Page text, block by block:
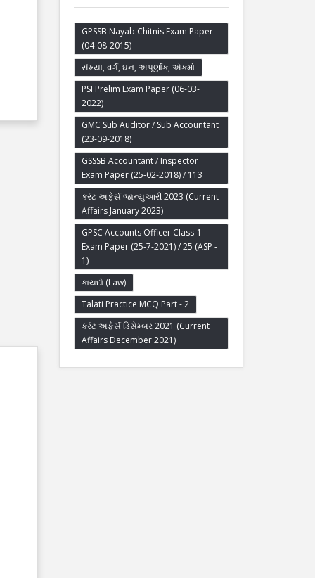
GPSSB Nayab Chitnis Exam Paper
(04-08-2015)
સંખ્યા, વર્ગ, ઘન, અપૂર્ણાંક, એકમો
PSI Prelim Exam Paper (06-03-
2022)
GMC Sub Auditor / Sub Accountant
(23-09-2018)
GSSSB Accountant / Inspector
Exam Paper (25-02-2018) / 113
કરંટ અફેર્સ જાન્યુઆરી 2023 (Current
Affairs January 2023)
GPSC Accounts Officer Class-1
Exam Paper (25-7-2021) / 25 (ASP -
1)
કાયદો (Law)
Talati Practice MCQ Part - 2
કરંટ અફેર્સ ડિસેમ્બર 2021 (Current
Affairs December 2021)